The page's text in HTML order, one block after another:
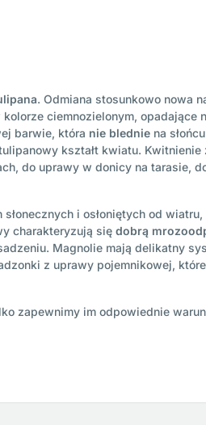
. Odmiana stosunkowo nowa
ciemnozielonym, opadające
barwie, która nie blednie na
kształt kwiatu. Kwitnienie
do uprawy w donicy na tarasie,
i osłoniętych od wiatru,
charakteryzują się dobrą
Magnolie mają delikatny
z uprawy pojemnikowej,
zapewnimy im odpowiednie